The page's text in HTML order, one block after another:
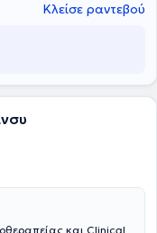
Κλείσε ραντεβού
και Clinical